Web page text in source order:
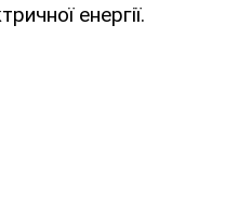
енергії.